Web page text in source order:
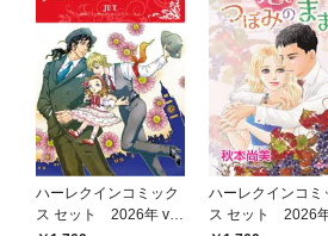
ハーレクインコミック
ス セット 2026年 vo
ハーレクインコミ
ス セット 2026年